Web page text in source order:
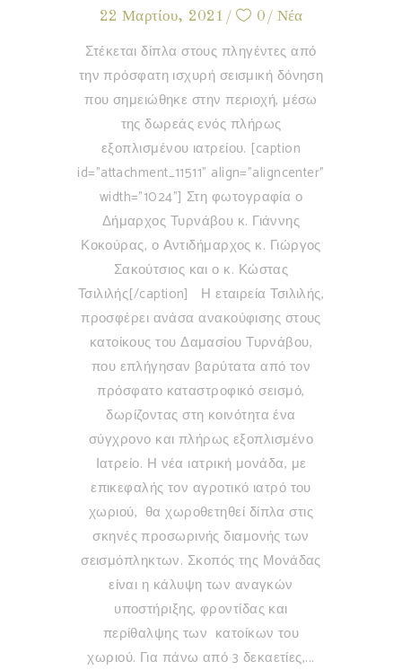
22 Μαρτίου, 2021 0 Νέα
Στέκεται δίπλα στους πληγέντες από
την πρόσφατη ισχυρή σεισμική δόνηση
που σημειώθηκε στην περιοχή, μέσω
της δωρεάς ενός πλήρως
εξοπλισμένου ιατρείου. [caption
id="attachment_11511" align="aligncenter"
width="1024"] Στη φωτογραφία ο
Δήμαρχος Τυρνάβου κ. Γιάννης
Κοκούρας, ο Αντιδήμαρχος κ. Γιώργος
Σακούτσιος και ο κ. Κώστας
Τσιλιλής[/caption] Η εταιρεία Τσιλιλής,
προσφέρει ανάσα ανακούφισης στους
κατοίκους του Δαμασίου Τυρνάβου,
που επλήγησαν βαρύτατα από τον
πρόσφατο καταστροφικό σεισμό,
δωρίζοντας στη κοινότητα ένα
σύγχρονο και πλήρως εξοπλισμένο
Ιατρείο. Η νέα ιατρική μονάδα, με
επικεφαλής τον αγροτικό ιατρό του
χωριού, θα χωροθετηθεί δίπλα στις
σκηνές προσωρινής διαμονής των
σεισμόπληκτων. Σκοπός της Μονάδας
είναι η κάλυψη των αναγκών
υποστήριξης, φροντίδας και
περίθαλψης των κατοίκων του
χωριού. Για πάνω από 3 δεκαετίες,